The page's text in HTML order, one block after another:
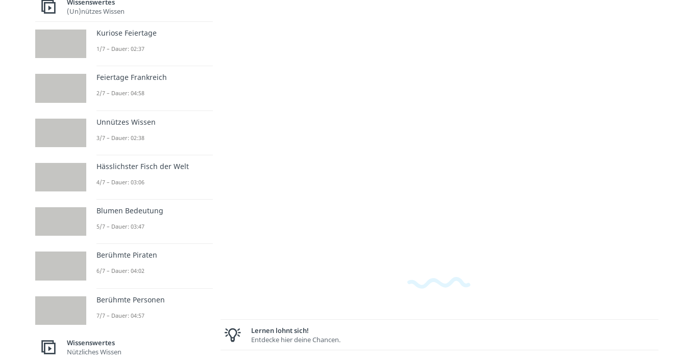
Lernen lohnt sich!
Entdecke hier deine Chancen.
Wissenswertes
(Un)nützes Wissen
Kuriose Feiertage
1/7 – Dauer: 02:37
Feiertage Frankreich
2/7 – Dauer: 04:58
Unnützes Wissen
3/7 – Dauer: 02:38
Hässlichster Fisch der Welt
4/7 – Dauer: 03:06
Blumen Bedeutung
5/7 – Dauer: 03:47
Berühmte Piraten
6/7 – Dauer: 04:02
Berühmte Personen
7/7 – Dauer: 04:57
Wissenswertes
Nützliches Wissen